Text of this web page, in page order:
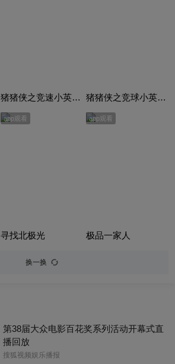
猪猪侠之竞速小英雄合集 猪猪侠之竞球小英雄合集
app观看
寻找北极光
app观看
极品一家人
换一换
第38届大众电影百花奖系列活动开幕式直
播回放
搜狐视频娱乐播报